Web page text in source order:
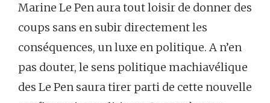
Marine Le Pen aura tout loisir de donner des
coups sans en subir directement les
conséquences, un luxe en politique. A n’en
pas douter, le sens politique machiavélique
des Le Pen saura tirer parti de cette nouvelle